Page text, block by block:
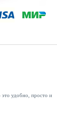
это удобно, просто и